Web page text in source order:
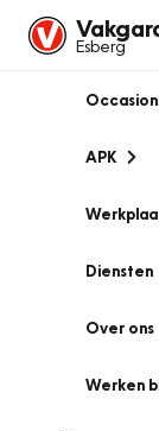
Esberg
APK
Diensten
Over ons
Werken